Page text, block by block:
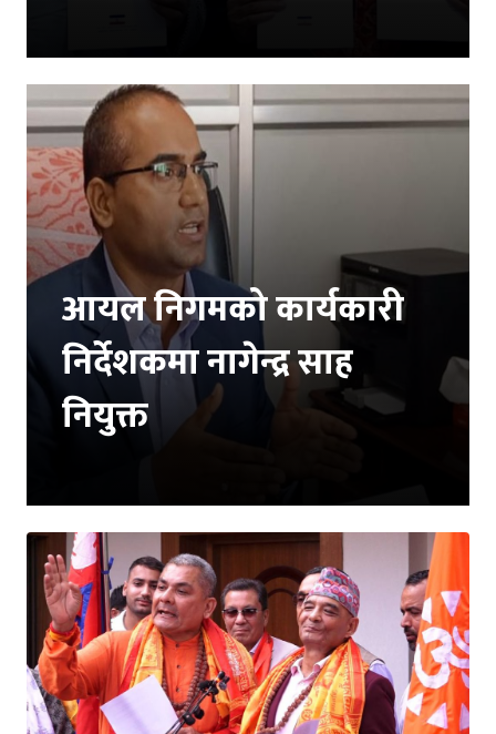
आयल निगमको कार्यकारी
निर्देशकमा नागेन्द्र साह
नियुक्त